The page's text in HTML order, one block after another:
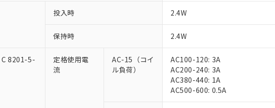
投入時 2.4W
保持時 2.4W
8201-5-
定格使用電
流
AC-15（コイ
ル負荷）
AC100-120: 3A
AC200-240: 3A
AC380-440: 1A
AC500-600: 0.5A